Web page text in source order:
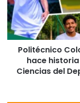
Politécnico
hace
Ciencias del